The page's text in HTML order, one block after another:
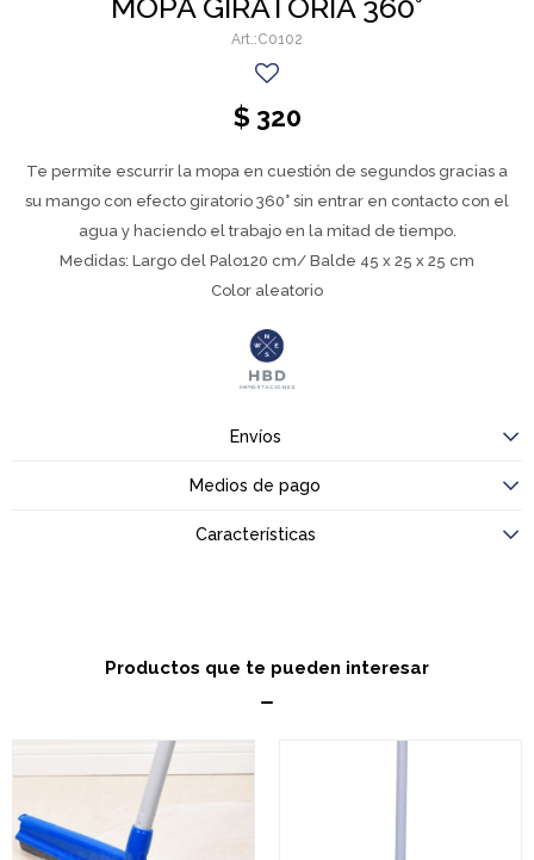
MOPA GIRATORIA 360°
C0102
$ 320
Te permite escurrir la mopa en cuestión de segundos gracias a
su mango con efecto giratorio 360° sin entrar en contacto con el
agua y haciendo el trabajo en la mitad de tiempo.
Medidas: Largo del Palo120 cm/ Balde 45 x 25 x 25 cm
Color aleatorio
Envíos
Medios de pago
Características
Productos que te pueden interesar